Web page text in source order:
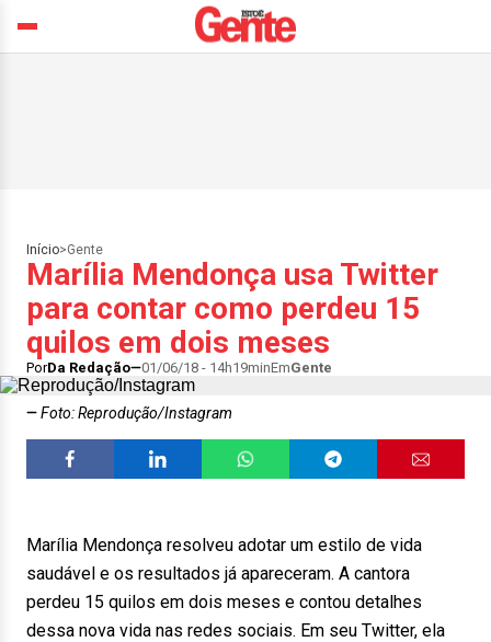
Início>Gente
Marília Mendonça usa Twitter
para contar como perdeu 15
quilos em dois meses
PorDa Redação 01/06/18 - 14h19minEmGente
Foto: Reprodução/Instagram
Marília Mendonça resolveu adotar um estilo de vida
saudável e os resultados já apareceram. A cantora
perdeu 15 quilos em dois meses e contou detalhes
dessa nova vida nas redes sociais. Em seu Twitter, ela